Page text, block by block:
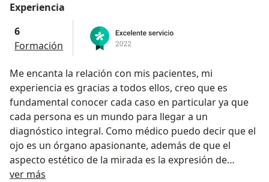
Experiencia
6
Formación
Me encanta la relación con mis pacientes, mi
experiencia es gracias a todos ellos, creo que es
fundamental conocer cada caso en particular ya que
cada persona es un mundo para llegar a un
diagnóstico integral. Como médico puedo decir que el
ojo es un órgano apasionante, además de que el
aspecto estético de la mirada es la expresión de
nuestro interior.
ver más